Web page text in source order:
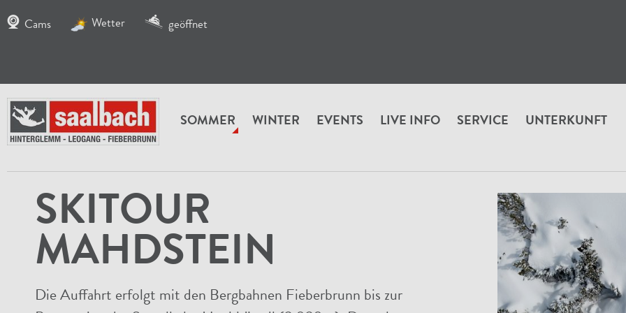
Cams Wetter geöffnet
SOMMER WINTER EVENTS LIVE INFO SERVICE UNTERKUNFT
SKITOUR
MAHDSTEIN
Die Auffahrt erfolgt mit den Bergbahnen Fieberbrunn bis zur